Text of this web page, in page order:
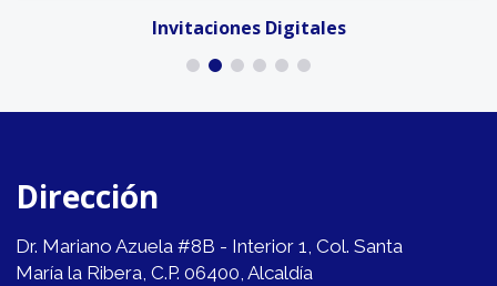
Invitaciones Digitales
Dirección
Dr. Mariano Azuela #8B - Interior 1, Col. Santa
María la Ribera, C.P. 06400, Alcaldía